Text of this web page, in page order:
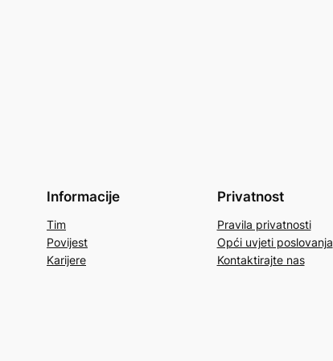
Informacije
Tim
Povijest
Karijere
Privatnost
Pravila privatnosti
Opći uvjeti poslovanja
Kontaktirajte nas